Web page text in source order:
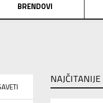
BRENDOVI
više
NAJČITANIJE